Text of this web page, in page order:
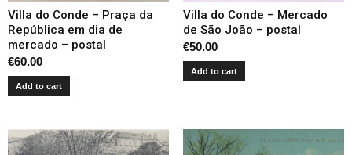
Villa do Conde – Praça da
República em dia de
mercado – postal
€60.00
Add to cart
Villa do Conde – Mercado
de São João – postal
€50.00
Add to cart